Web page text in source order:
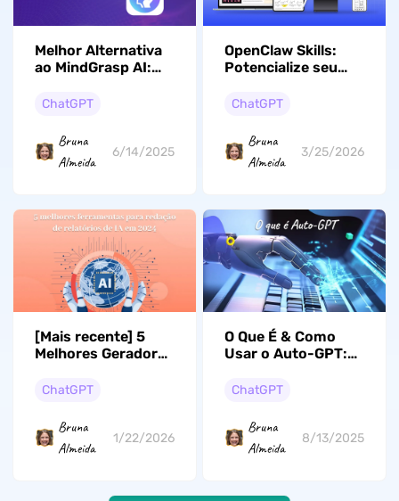
Melhor Alternativa
ao MindGrasp AI:
Classificação etc.
ChatGPT
Bruna
Almeida
6/14/2025
OpenClaw Skills:
Potencialize seu
2026
ChatGPT
Bruna
Almeida
3/25/2026
[Mais recente] 5
Melhores Geradores
IA em 2026
ChatGPT
Bruna
Almeida
1/22/2026
O Que É & Como
Usar o Auto-GPT:
Vida e Trabalho
ChatGPT
Bruna
Almeida
8/13/2025